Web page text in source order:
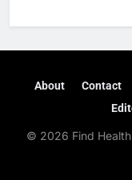
About Contact
© 2026 Find